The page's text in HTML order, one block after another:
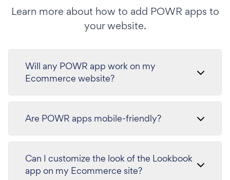
Learn more about how to add POWR apps to
your website.
Will any POWR app work on my
Ecommerce website?
Are POWR apps mobile-friendly?
Can I customize the look of the Lookbook
app on my Ecommerce site?